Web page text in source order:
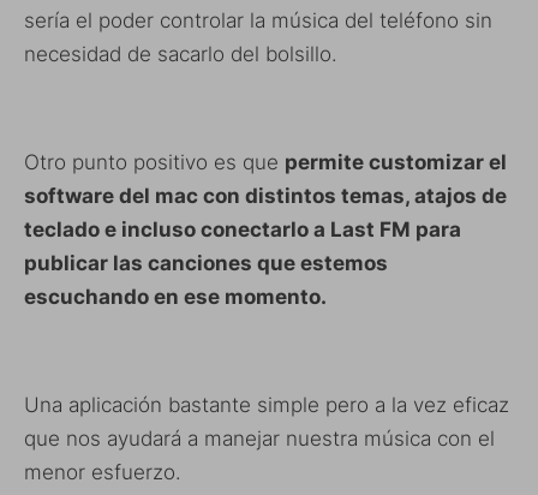
sería el poder controlar la música del teléfono sin
necesidad de sacarlo del bolsillo.
Otro punto positivo es que permite customizar el
software del mac con distintos temas, atajos de
teclado e incluso conectarlo a Last FM para
publicar las canciones que estemos
escuchando en ese momento.
Una aplicación bastante simple pero a la vez eficaz
que nos ayudará a manejar nuestra música con el
menor esfuerzo.